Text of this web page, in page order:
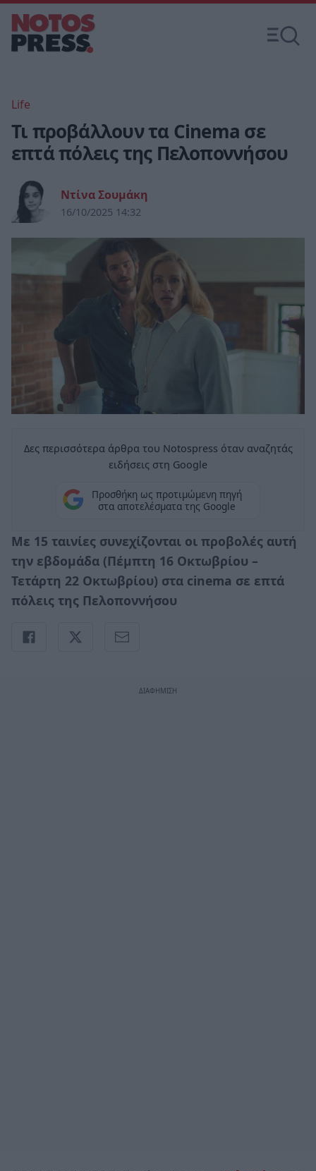
Life
Τι προβάλλουν τα Cinema σε
επτά πόλεις της Πελοποννήσου
Ντίνα Σουμάκη
16/10/2025 14:32
Δες περισσότερα άρθρα του Notospress όταν αναζητάς
ειδήσεις στη Google
Προσθήκη ως προτιμώμενη πηγή
στα αποτελέσματα της Google
Με 15 ταινίες συνεχίζονται οι προβολές αυτή
την εβδομάδα (Πέμπτη 16 Οκτωβρίου –
Τετάρτη 22 Οκτωβρίου) στα cinema σε επτά
πόλεις της Πελοποννήσου